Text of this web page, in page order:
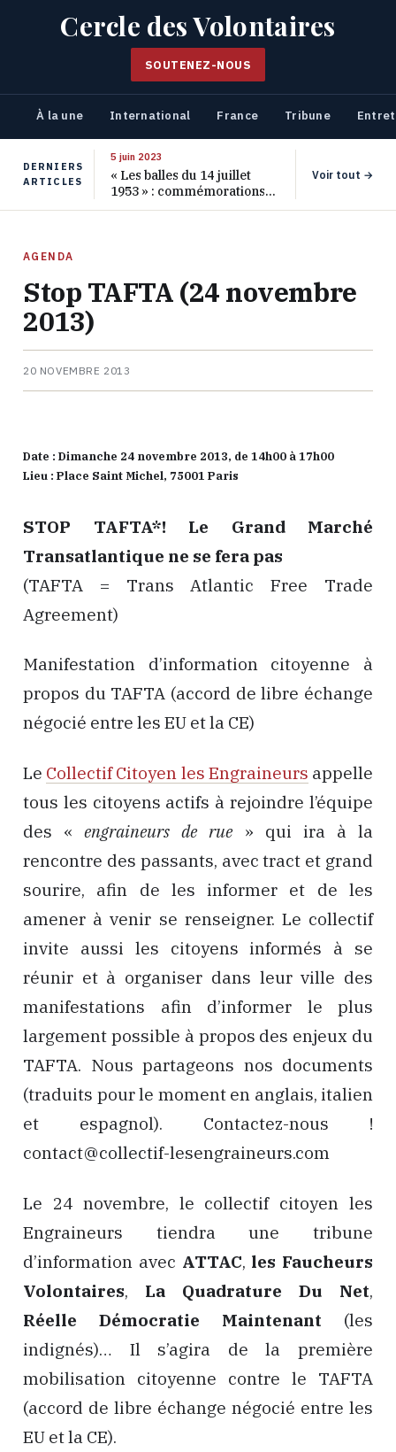
Cercle des Volontaires
SOUTENEZ-NOUS
À la une International France Tribune
DERNIERS
ARTICLES
5 juin 2023
« Les balles du 14 juillet
1953 » : commémorations
pour les 70 ans de ce
Voir tout →
AGENDA
Stop TAFTA (24 novembre
2013)
20 NOVEMBRE 2013
Date : Dimanche 24 novembre 2013, de 14h00 à 17h00
Lieu : Place Saint Michel, 75001 Paris
STOP TAFTA*! Le Grand Marché
Transatlantique ne se fera pas
(TAFTA = Trans Atlantic Free Trade
Agreement)
Manifestation d’information citoyenne à
propos du TAFTA (accord de libre échange
négocié entre les EU et la CE)
Le Collectif Citoyen les Engraineurs appelle
tous les citoyens actifs à rejoindre l’équipe
des «engraineurs de rue » qui ira à la
rencontre des passants, avec tract et grand
sourire, afin de les informer et de les
amener à venir se renseigner. Le collectif
invite aussi les citoyens informés à se
réunir et à organiser dans leur ville des
manifestations afin d’informer le plus
largement possible à propos des enjeux du
TAFTA. Nous partageons nos documents
(traduits pour le moment en anglais, italien
et espagnol). Contactez-nous !
contact@collectif-lesengraineurs.com
Le 24 novembre, le collectif citoyen les
Engraineurs tiendra une tribune
d’information avec ATTAC, les Faucheurs
Volontaires, La Quadrature Du Net,
Réelle Démocratie Maintenant (les
indignés)… Il s’agira de la première
mobilisation citoyenne contre le TAFTA
(accord de libre échange négocié entre les
EU et la CE).